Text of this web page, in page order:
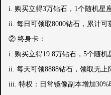
i. 购买立得3万钻石，1个随机星
ii. 每日可领取8000钻石，累计可
② 终身卡：
i. 购买立得19.8万钻石，5个随机
ii. 每天可领8888钻石，领取无上
iii. 特权：日常镜像副本增加30%